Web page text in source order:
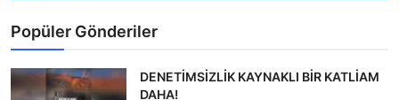
Popüler Gönderiler
DENETİMSİZLİK KAYNAKLI BİR KATLİAM
DAHA!